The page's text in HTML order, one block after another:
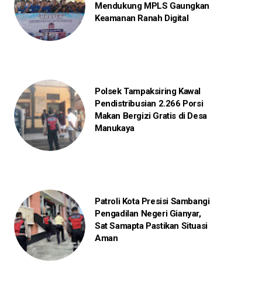
Mendukung MPLS Gaungkan
Keamanan Ranah Digital
Polsek Tampaksiring Kawal
Pendistribusian 2.266 Porsi
Makan Bergizi Gratis di Desa
Manukaya
Patroli Kota Presisi Sambangi
Pengadilan Negeri Gianyar,
Sat Samapta Pastikan Situasi
Aman